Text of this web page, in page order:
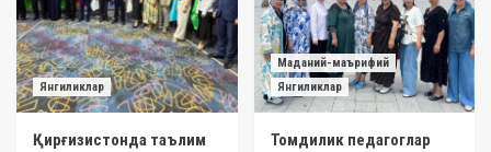
Янгиликлар
Қирғизистонда таълим
Маданий-маърифий
Янгиликлар
Томдилик педагоглар